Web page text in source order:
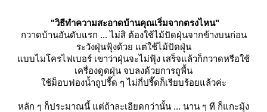
"วิธีทำความสะอาดบ้านคุณเริ่มจากตรงไหน"
กวาดบ้านอันดับแรก ... ไม่สิ ต้องใช้ไม้ปัดฝุ่นจากข้างบนก่อน
ระวังฝุ่นฟุ้งด้วย แต่ใช้ไม้ปัดฝุ่น
บบไมโครไฟเบอร์ เขาว่าฝุ่นจะไม่ฟุ้ง เสร็จแล้วก็กวาดหรือใช้
เครื่องดูดฝุ่น จบลงด้วยการถูพื้น
ช้ม็อบฟองน้ำถูปรื๊ด ๆ ไม่กี่ปรื๊ดก็เรียบร้อยแล้วค่ะ
หลัก ๆ ก็ประมาณนี้ แต่ถ้าละเอียดกว่านั้น ... นาน ๆ ที ก็แกะมุ้ง